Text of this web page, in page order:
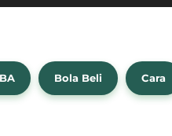
Bola Beli Cara